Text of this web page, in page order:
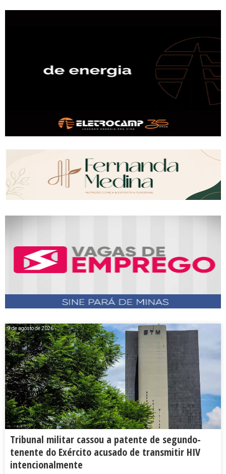
9 de agosto de 2026
Tribunal militar cassou a patente de segundo-
tenente do Exército acusado de transmitir HIV
intencionalmente